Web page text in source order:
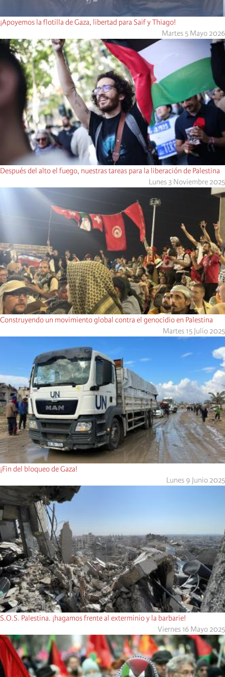
¡Apoyemos la flotilla de Gaza, libertad para Saif y Thiago!
Martes 5 Mayo 2026
Después del alto el fuego, nuestras tareas para la liberación de Palestina
Lunes 3 Noviembre 2025
Construyendo un movimiento global contra el genocidio en Palestina
Martes 15 Julio 2025
¡Fin del bloqueo de Gaza!
Lunes 9 Junio 2025
S.O.S. Palestina. ¡hagamos frente al exterminio y la barbarie!
Viernes 16 Mayo 2025